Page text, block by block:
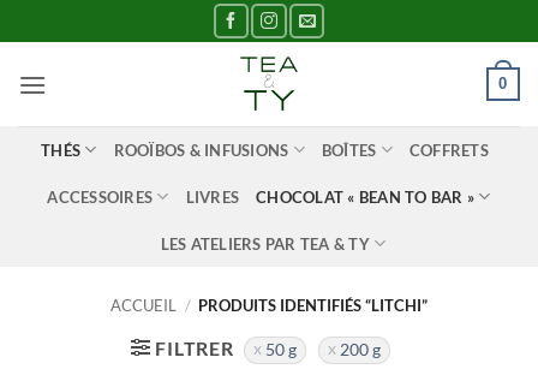
au
contenu
0
THÉS ROOÏBOS & INFUSIONS BOÎTES COFFRETS
ACCESSOIRES LIVRES CHOCOLAT « BEAN TO BAR »
LES ATELIERS PAR TEA & TY
ACCUEIL / PRODUITS IDENTIFIÉS “LITCHI”
FILTRER 50 g 200 g